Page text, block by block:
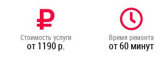
Стоимость услуги
от 1190 р.
Время ремонта
от 60 минут